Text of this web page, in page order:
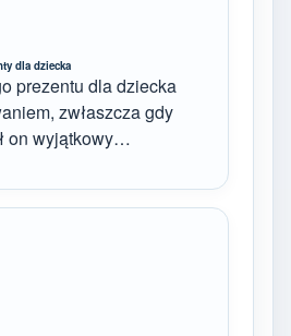
dla dziecka
prezentu dla dziecka
zwłaszcza gdy
on wyjątkowy…